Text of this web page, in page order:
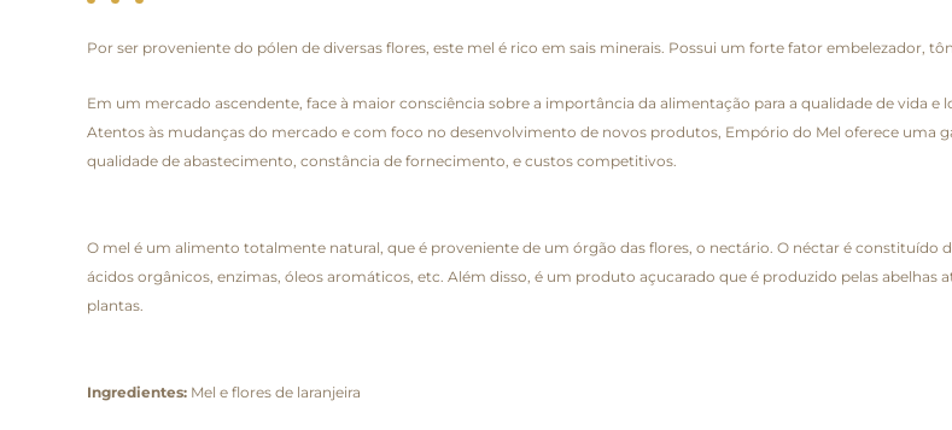
Por ser proveniente do pólen de diversas flores, este mel é rico em sais minerais. Possui um forte fator embelezador,
Em um mercado ascendente, face à maior consciência sobre a importância da alimentação para a qualidade de vida
Atentos às mudanças do mercado e com foco no desenvolvimento de novos produtos, Empório do Mel oferece uma
qualidade de abastecimento, constância de fornecimento, e custos competitivos.
O mel é um alimento totalmente natural, que é proveniente de um órgão das flores, o nectário. O néctar é constituído
ácidos orgânicos, enzimas, óleos aromáticos, etc. Além disso, é um produto açucarado que é produzido pelas abelhas
plantas.
Ingredientes: Mel e flores de laranjeira